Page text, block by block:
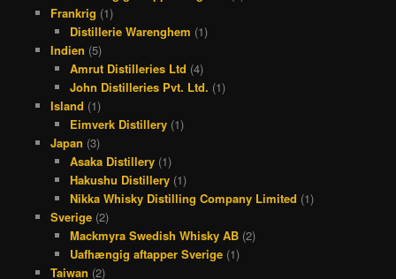
Frankrig (1)
Distillerie Warenghem (1)
Indien (5)
Amrut Distilleries Ltd (4)
John Distilleries Pvt. Ltd. (1)
Island (1)
Eimverk Distillery (1)
Japan (3)
Asaka Distillery (1)
Hakushu Distillery (1)
Nikka Whisky Distilling Company Limited (1)
Sverige(2)
Mackmyra Swedish Whisky AB (2)
Uafhængig aftapper Sverige (1)
Taiwan (2)